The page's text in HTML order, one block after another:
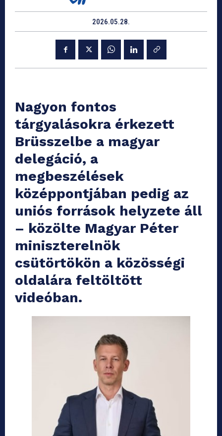
2026.05.28.
Nagyon fontos
tárgyalásokra érkezett
Brüsszelbe a magyar
delegáció, a
megbeszélések
középpontjában pedig az
uniós források helyzete áll
– közölte Magyar Péter
miniszterelnök
csütörtökön a közösségi
oldalára feltöltött
videóban.